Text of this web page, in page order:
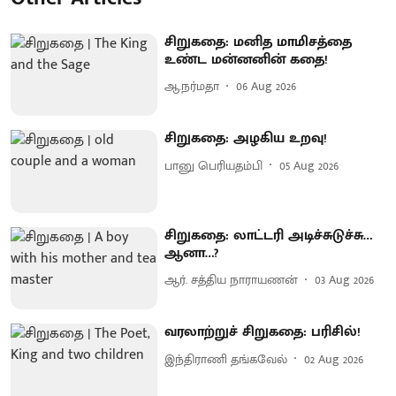
சிறுகதை: மனித மாமிசத்தை
உண்ட மன்னனின் கதை!
ஆ.நர்மதா 06 Aug 2026
சிறுகதை: அழகிய உறவு!
பானு பெரியதம்பி 05 Aug 2026
சிறுகதை: லாட்டரி அடிச்சுடுச்சு…
ஆனா…?
ஆர். சத்திய நாராயணன் 03 Aug 2026
வரலாற்றுச் சிறுகதை: பரிசில்!
இந்திராணி தங்கவேல் 02 Aug 2026